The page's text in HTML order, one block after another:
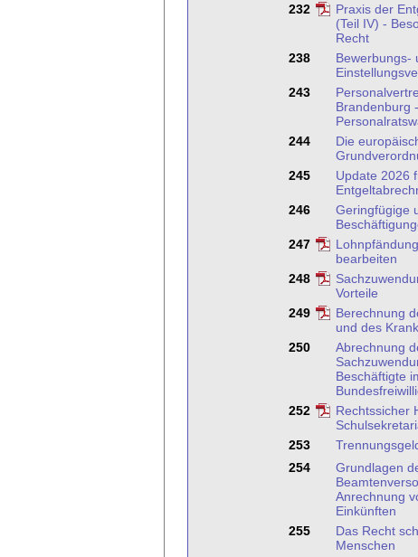
232
Praxis der
(Teil IV) -
Recht
238
Bewerbungs-
243
Brandenburg -
244
Die
245
Update 2026
246
Geringfügige
247
bearbeiten
248
Vorteile
249
Berechnung
und des
250
Abrechnung
Beschäftigte
252
Rechtssicher
253
254
Grundlagen
Anrechnung
Einkünften
255
Das Recht
Menschen